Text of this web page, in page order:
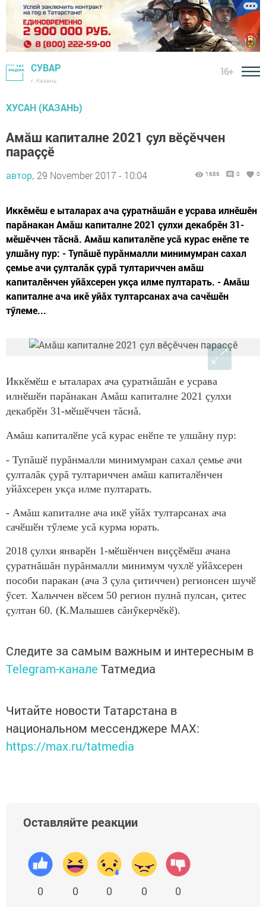
СУВАР
г. Казань
16+
ХУСАН (КАЗАНЬ)
Амăш капиталне 2021 çул вӗçӗччен
параççӗ
автор, 29 November 2017 - 10:04 1686 0 0
Иккӗмӗш е ыталарах ача çуратнăшăн е усрава илнӗшӗн
парăнакан Амăш капиталне 2021 çулхи декабрӗн 31-
мӗшӗччен тăснă. Амăш капиталӗпе усă курас енӗпе те
улшăну пур: - Тупăшӗ пурăнмалли минимумран сахал
çемье ачи çулталăк çурă тултариччен амăш
капиталӗнчен уйăхсерен укçа илме пултарать. - Амăш
капиталне ача икӗ уйăх тултарсанах ача сачӗшӗн
тӳлеме...
Иккӗмӗш е ыталарах ача çуратнăшăн е усрава
илнӗшӗн парăнакан Амăш капиталне 2021 çулхи
декабрӗн 31-мӗшӗччен тăснă.
Амăш капиталӗпе усă курас енӗпе те улшăну пур:
- Тупăшӗ пурăнмалли минимумран сахал çемье ачи
çулталăк çурă тултариччен амăш капиталӗнчен
уйăхсерен укçа илме пултарать.
- Амăш капиталне ача икӗ уйăх тултарсанах ача
сачӗшӗн тӳлеме усă курма юрать.
2018 çулхи январӗн 1-мӗшӗнчен виççӗмӗш ачана
çуратнăшăн пурăнмалли минимум чухлӗ уйăхсерен
пособи паракан (ача 3 çула çитиччен) регионсен шучӗ
ӳсет. Хальччен вӗсем 50 регион пулнă пулсан, çитес
çултан 60. (К.Малышев сăнӳкерчӗкӗ).
Следите за самым важным и интересным в
Telegram-канале Татмедиа
Читайте новости Татарстана в
национальном мессенджере MАХ:
https://max.ru/tatmedia
Оставляйте реакции
0 0 0 0 0